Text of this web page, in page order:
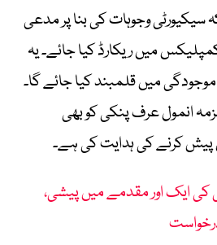
وجوہات کی بنا پر مدعی
میں ریکارڈ کیا جائے۔ یہ
میں قلمبند کیا جائے گا۔
انمول عرف پنکی کو بھی
کرنے کی ہدایت کی ہے۔
کی ایک اور مقدمے میں پیشی،